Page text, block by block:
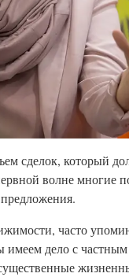
сделок, который
волне
часто
дело с